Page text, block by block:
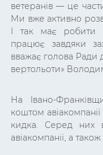
ветеранів — це
Ми вже активно
І так має робити
працює завдяки
вважає голова Ради
вертольоти»
На Івано-
коштом
кидка. Серед них
авіакомпанії, а